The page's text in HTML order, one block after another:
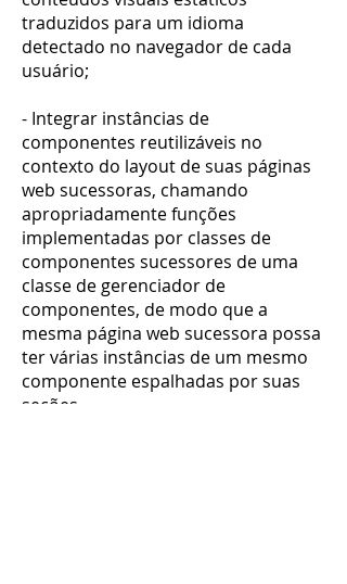
traduzidos para um idioma
detectado no navegador de cada
usuário;
- Integrar instâncias de
componentes reutilizáveis no
contexto do layout de suas páginas
web sucessoras, chamando
apropriadamente funções
implementadas por classes de
componentes sucessores de uma
classe de gerenciador de
componentes, de modo que a
mesma página web sucessora possa
ter várias instâncias de um mesmo
componente espalhadas por suas
seções